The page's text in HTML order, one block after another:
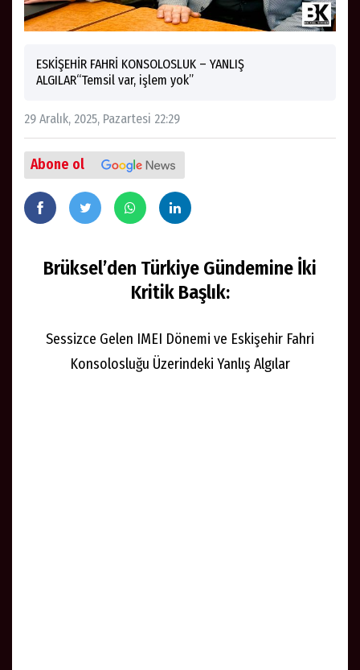
ESKİŞEHİR FAHRİ KONSOLOSLUK – YANLIŞ
ALGILAR“Temsil var, işlem yok”
29 Aralık, 2025, Pazartesi 22:29
Abone ol
Brüksel’den Türkiye Gündemine İki
Kritik Başlık:
Sessizce Gelen IMEI Dönemi ve Eskişehir Fahri
Konsolosluğu Üzerindeki Yanlış Algılar